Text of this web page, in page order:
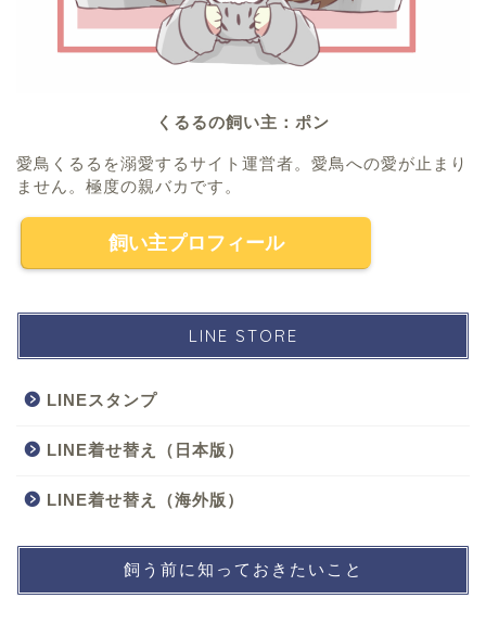
くるるの飼い主：ポン
愛鳥くるるを溺愛するサイト運営者。愛鳥への愛が止まり
ません。極度の親バカです。
飼い主プロフィール
LINE STORE
LINEスタンプ
LINE着せ替え（日本版）
LINE着せ替え（海外版）
飼う前に知っておきたいこと